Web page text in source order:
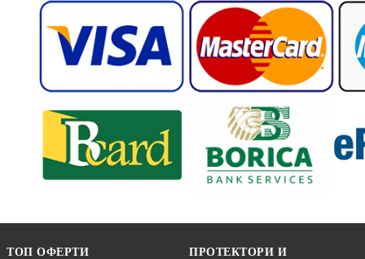
ТОП ОФЕРТИ
ПРОТЕКТОРИ И